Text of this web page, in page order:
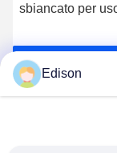
sbiancato per
ecologico
Edison